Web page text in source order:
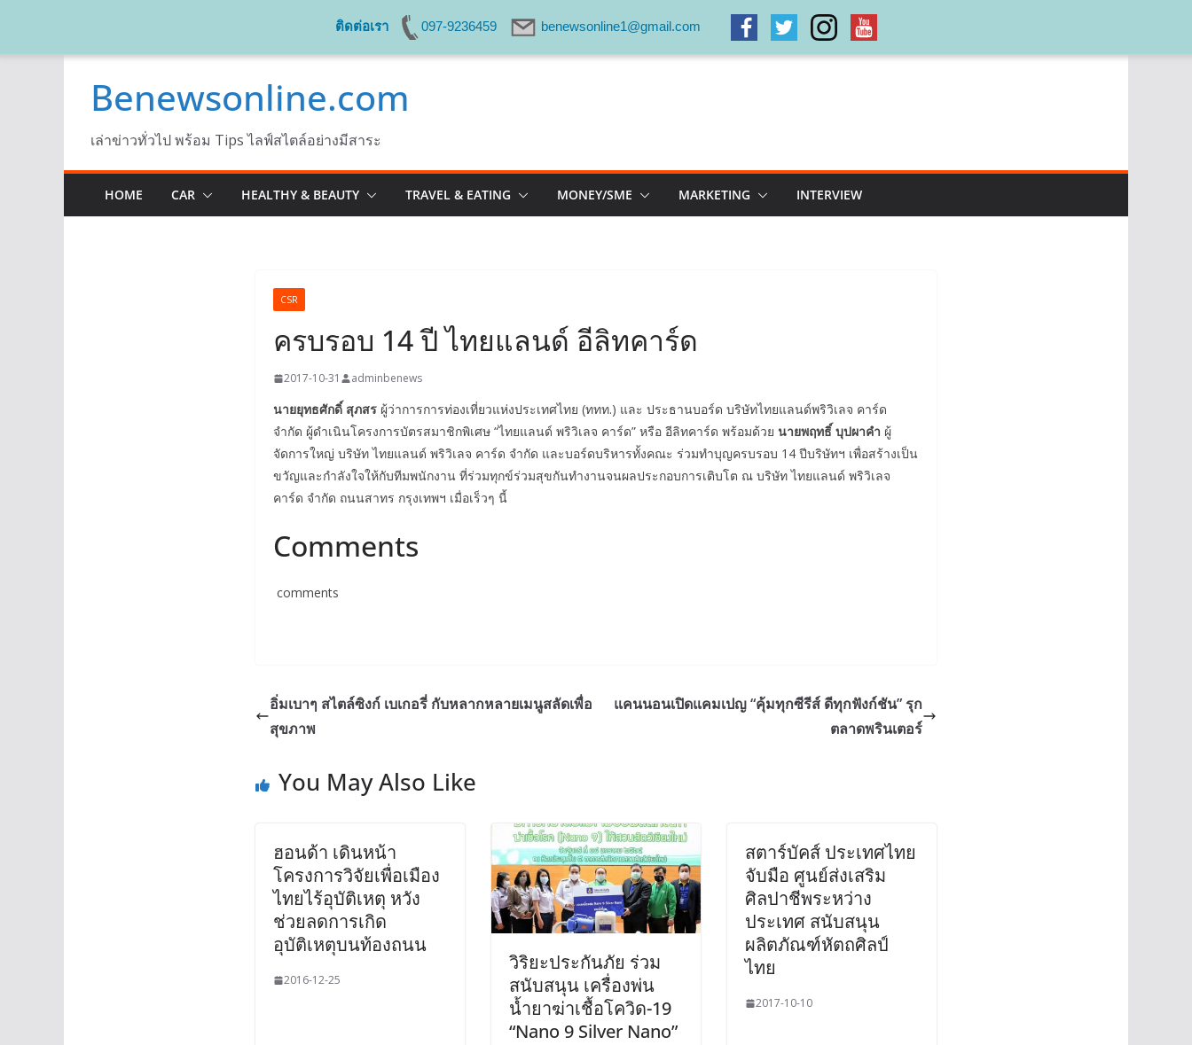
ติดต่อเรา 097-9236459 benewsonline1@gmail.com
contentBenewsonline.com
เล่าข่าวทั่วไป พร้อม Tips ไลฟ์สไตล์อย่างมีสาระ
HOME CAR HEALTHY & BEAUTY TRAVEL & EATING MONEY/SME MARKETING INTERVIEW
CSR
ครบรอบ 14 ปี ไทยแลนด์ อีลิทคาร์ด
2017-10-31 adminbenews
นายยุทธศักดิ์ สุภสร ผู้ว่าการการท่องเที่ยวแห่งประเทศไทย (ททท.) และ ประธานบอร์ด บริษัทไทยแลนด์พริวิเลจ คาร์ด
จำกัด ผู้ดำเนินโครงการบัตรสมาชิกพิเศษ “ไทยแลนด์ พริวิเลจ คาร์ด” หรือ อีลิทคาร์ด พร้อมด้วย นายพฤทธิ์ บุปผาคำ ผู้
จัดการใหญ่ บริษัท ไทยแลนด์ พริวิเลจ คาร์ด จำกัด และบอร์ดบริหารทั้งคณะ ร่วมทำบุญครบรอบ 14 ปีบริษัทฯ เพื่อสร้างเป็น
ขวัญและกำลังใจให้กับทีมพนักงาน ที่ร่วมทุกข์ร่วมสุขกันทำงานจนผลประกอบการเติบโต ณ บริษัท ไทยแลนด์ พริวิเลจ
คาร์ด จำกัด ถนนสาทร กรุงเทพฯ เมื่อเร็วๆ นี้
Comments
comments
อิ่มเบาๆ สไตล์ซิงก์ เบเกอรี่ กับหลากหลายเมนูสลัดเพื่อ
สุขภาพ
แคนนอนเปิดแคมเปญ “คุ้มทุกซีรีส์ ดีทุกฟังก์ชัน” รุก
ตลาดพรินเตอร์
You May Also Like
ฮอนด้า เดินหน้า
โครงการวิจัยเพื่อเมือง
ไทยไร้อุบัติเหตุ หวัง
ช่วยลดการเกิด
อุบัติเหตุบนท้องถนน
2016-12-25
วิริยะประกันภัย ร่วม
สนับสนุน เครื่องพ่น
น้ำยาฆ่าเชื้อโควิด-19
“Nano 9 Silver Nano”
สตาร์บัคส์ ประเทศไทย
จับมือ ศูนย์ส่งเสริม
ศิลปาชีพระหว่าง
ประเทศ สนับสนุน
ผลิตภัณฑ์หัตถศิลป์
ไทย
2017-10-10